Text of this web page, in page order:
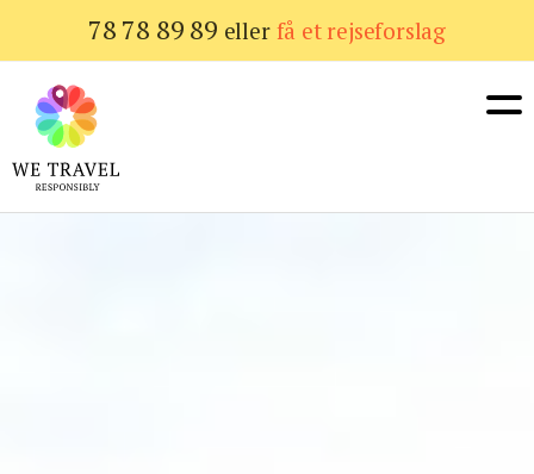
til
hovedindhold
78 78 89 89 eller få et rejseforslag